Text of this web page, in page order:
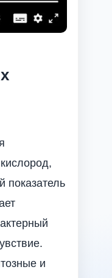
показатель
и